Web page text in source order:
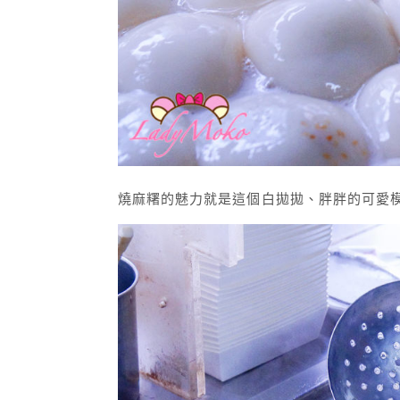
燒麻糬的魅力就是這個白拋拋、胖胖的可愛